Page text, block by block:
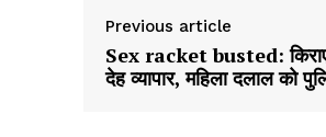
Previous article
Sex racket busted:
देह व्यापार, महिला दलाल को